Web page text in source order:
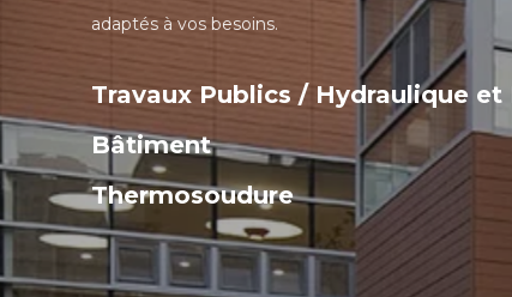
adaptés à vos besoins.
Travaux Publics / Hydraulique
Bâtiment
Thermosoudure